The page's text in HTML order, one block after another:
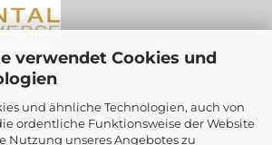
verwendet Cookies und
und ähnliche Technologien, auch von
ordentliche Funktionsweise der Website
Nutzung unseres Angebotes zu